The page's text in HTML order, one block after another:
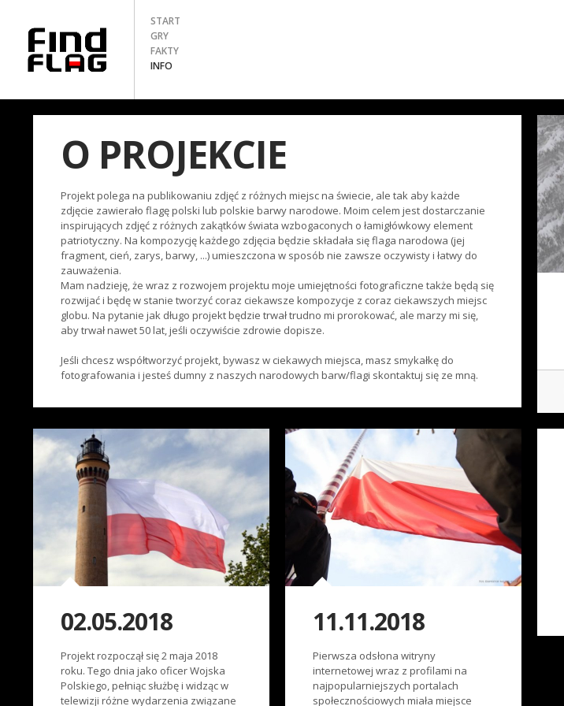
START
GRY
FAKTY
INFO
O PROJEKCIE
Projekt polega na publikowaniu zdjęć z różnych miejsc na świecie, ale tak aby każde
zdjęcie zawierało flagę polski lub polskie barwy narodowe. Moim celem jest dostarczanie
inspirujących zdjęć z różnych zakątków świata wzbogaconych o łamigłówkowy element
patriotyczny. Na kompozycję każdego zdjęcia będzie składała się flaga narodowa (jej
fragment, cień, zarys, barwy, ...) umieszczona w sposób nie zawsze oczywisty i łatwy do
zauważenia.
Mam nadzieję, że wraz z rozwojem projektu moje umiejętności fotograficzne także będą się
rozwijać i będę w stanie tworzyć coraz ciekawsze kompozycje z coraz ciekawszych miejsc
globu. Na pytanie jak długo projekt będzie trwał trudno mi prorokować, ale marzy mi się,
aby trwał nawet 50 lat, jeśli oczywiście zdrowie dopisze.
Jeśli chcesz współtworzyć projekt, bywasz w ciekawych miejsca, masz smykałkę do
fotografowania i jesteś dumny z naszych narodowych barw/flagi skontaktuj się ze mną.
02.05.2018
Projekt rozpoczął się 2 maja 2018
roku. Tego dnia jako oficer Wojska
Polskiego, pełniąc służbę i widząc w
telewizji różne wydarzenia związane
11.11.2018
Pierwsza odsłona witryny
internetowej wraz z profilami na
najpopularniejszych portalach
społecznościowych miała miejsce